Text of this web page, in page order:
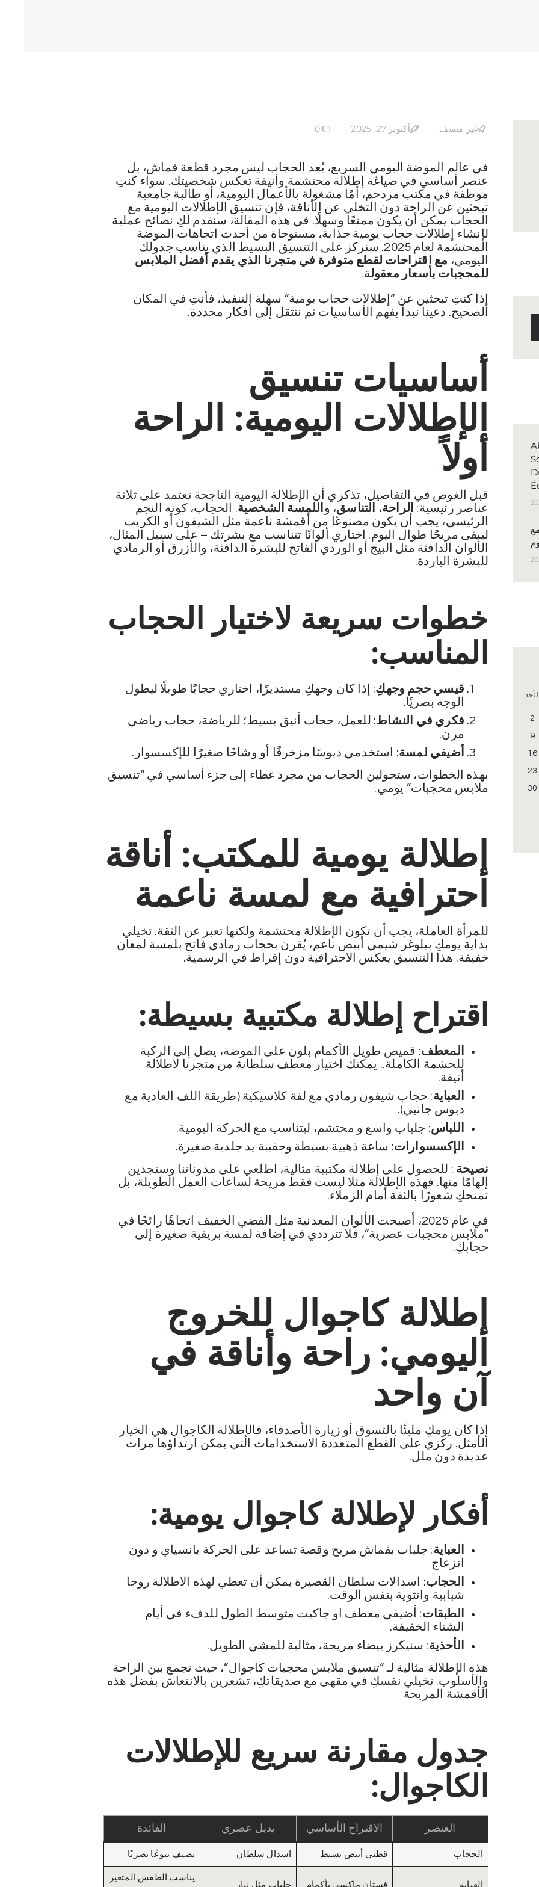
غير مصنف أكتوبر 27, 2025 0
في عالم الموضة اليومي السريع، يُعد الحجاب ليس مجرد قطعة قماش، بل
عنصر أساسي في صياغة إطلالة محتشمة وأنيقة تعكس شخصيتك. سواء كنتِ
موظفة في مكتب مزدحم، أمًا مشغولة بالأعمال اليومية، أو طالبة جامعية
تبحثين عن الراحة دون التخلي عن الأناقة، فإن تنسيق الإطلالات اليومية مع
الحجاب يمكن أن يكون ممتعًا وسهلًا. في هذه المقالة، سنقدم لكِ نصائح عملية
لإنشاء إطلالات حجاب يومية جذابة، مستوحاة من أحدث اتجاهات الموضة
المحتشمة لعام 2025. سنركز على التنسيق البسيط الذي يناسب جدولك
اليومي، مع اقتراحات لقطع متوفرة في متجرنا الذي يقدم أفضل الملابس
للمحجبات بأسعار معقولة.
إذا كنتِ تبحثين عن “إطلالات حجاب يومية” سهلة التنفيذ، فأنتِ في المكان
الصحيح. دعينا نبدأ بفهم الأساسيات ثم ننتقل إلى أفكار محددة.
أساسيات تنسيق
الإطلالات اليومية: الراحة
أولاً
قبل الغوص في التفاصيل، تذكري أن الإطلالة اليومية الناجحة تعتمد على ثلاثة
عناصر رئيسية: الراحة، التناسق، و اللمسة الشخصية. الحجاب، كونه النجم
الرئيسي، يجب أن يكون مصنوعًا من أقمشة ناعمة مثل الشيفون أو الكريب
ليبقى مريحًا طوال اليوم. اختاري ألوانًا تتناسب مع بشرتك – على سبيل المثال،
الألوان الدافئة مثل البيج أو الوردي الفاتح للبشرة الدافئة، والأزرق أو الرمادي
للبشرة الباردة.
خطوات سريعة لاختيار الحجاب
المناسب:
قيسي حجم وجهكِ: إذا كان وجهكِ مستديرًا، اختاري حجابًا طويلًا ليطول
الوجه بصريًا.
فكري في النشاط: للعمل، حجاب أنيق بسيط؛ للرياضة، حجاب رياضي
مرن.
أضيفي لمسة: استخدمي دبوسًا مزخرفًا أو وشاحًا صغيرًا للإكسسوار.
بهذه الخطوات، ستحولين الحجاب من مجرد غطاء إلى جزء أساسي في “تنسيق
ملابس محجبات” يومي.
إطلالة يومية للمكتب: أناقة
احترافية مع لمسة ناعمة
للمرأة العاملة، يجب أن تكون الإطلالة محتشمة ولكنها تعبر عن الثقة. تخيلي
بداية يومكِ ببلوغر شيمي أبيض ناعم، يُقرن بحجاب رمادي فاتح بلمسة لمعان
خفيفة. هذا التنسيق يعكس الاحترافية دون إفراط في الرسمية.
اقتراح إطلالة مكتبية بسيطة:
المعطف: قميص طويل الأكمام بلون على الموضة، يصل إلى الركبة
للحشمة الكاملة.. يمكنك اختيار معطف سلطانة من متجرنا لاطلالة
أنيقة.
العباية: حجاب شيفون رمادي مع لفة كلاسيكية (طريقة اللف العادية مع
دبوس جانبي).
اللباس: جلباب واسع و محتشم، ليتناسب مع الحركة اليومية.
الإكسسوارات: ساعة ذهبية بسيطة وحقيبة يد جلدية صغيرة.
نصيحة : للحصول على إطلالة مكتبية مثالية، اطلعي على مدوناتنا وستجدين
إلهامًا منها. فهذه الإطلالة مثلا ليست فقط مريحة لساعات العمل الطويلة، بل
تمنحكِ شعورًا بالثقة أمام الزملاء.
في عام 2025، أصبحت الألوان المعدنية مثل الفضي الخفيف اتجاهًا رائجًا في
“ملابس محجبات عصرية”، فلا تترددي في إضافة لمسة بريقية صغيرة إلى
حجابكِ.
إطلالة كاجوال للخروج
اليومي: راحة وأناقة في
آن واحد
إذا كان يومكِ مليئًا بالتسوق أو زيارة الأصدقاء، فالإطلالة الكاجوال هي الخيار
الأمثل. ركزي على القطع المتعددة الاستخدامات التي يمكن ارتداؤها مرات
عديدة دون ملل.
أفكار لإطلالة كاجوال يومية:
العباية: جلباب بقماش مريح وقصة تساعد على الحركة بانسياي و دون
انزعاج
الحجاب: اسدالات سلطان القصيرة يمكن أن تعطي لهذه الاطلالة روحا
شبابية وانثوية بنفس الوقت.
الطبقات: أضيفي معطف او جاكيت متوسط الطول للدفء في أيام
الشتاء الخفيفة.
الأحذية: سنيكرز بيضاء مريحة، مثالية للمشي الطويل.
هذه الإطلالة مثالية لـ “تنسيق ملابس محجبات كاجوال”، حيث تجمع بين الراحة
والأسلوب. تخيلي نفسكِ في مقهى مع صديقاتكِ، تشعرين بالانتعاش بفضل هذه
الأقمشة المريحة
جدول مقارنة سريع للإطلالات
الكاجوال:
العنصر الاقتراح الأساسي بديل عصري الفائدة
الحجاب قطني أبيض بسيط اسدال سلطان يضيف تنوعًا بصريًا
العباية فستان ماكسي بأكمام جلباب مثل نيار
يناسب الطقس المتغير
2
9
16
23
30